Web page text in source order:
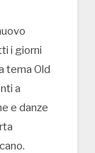
i giorni
tema Old
a
e danze